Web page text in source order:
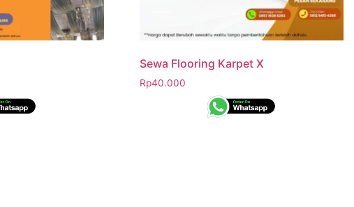
Sewa Flooring Karpet X
Rp40.000